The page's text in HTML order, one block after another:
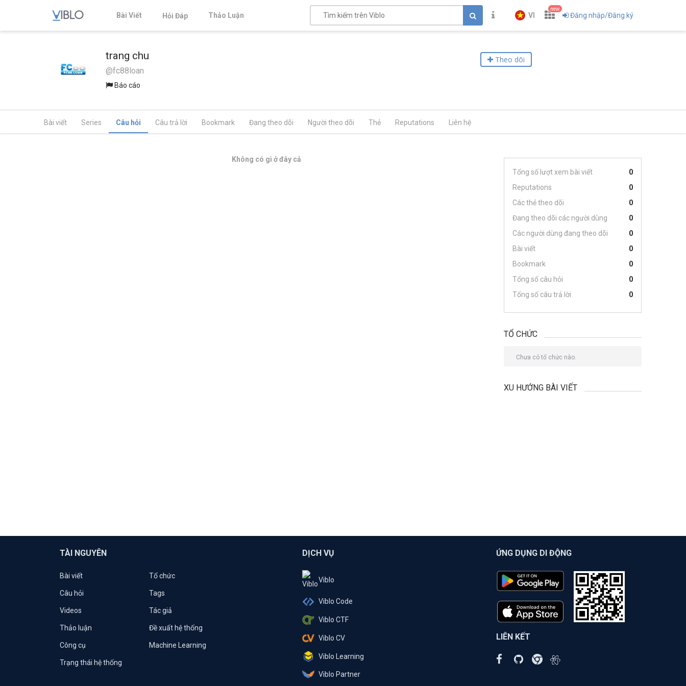
Bài Viết Hỏi Đáp Thảo Luận VI
new
Đăng nhập/Đăng ký
trang chu
@fc88loan
Báo cáo
Theo dõi
Bài viết Series Câu hỏi Câu trả lời Bookmark Đang theo dõi Người theo dõi Thẻ Reputations Liên hệ
Không có gì ở đây cả
Tổng số lượt xem bài viết
0
Reputations
0
Các thẻ theo dõi
0
Đang theo dõi các người dùng
0
Các người dùng đang theo dõi
0
Bài viết
0
Bookmark
0
Tổng số câu hỏi
0
Tổng số câu trả lời
0
TỔ CHỨC
Chưa có tổ chức nào.
XU HƯỚNG BÀI VIẾT
TÀI NGUYÊN
Bài viết Tổ chức
Câu hỏi Tags
Videos Tác giả
Thảo luận Đề xuất hệ thống
Công cụ Machine Learning
Trạng thái hệ thống
DỊCH VỤ
Viblo
Viblo Code
Viblo CTF
Viblo CV
Viblo Learning
Viblo Partner
ỨNG DỤNG DI ĐỘNG
LIÊN KẾT